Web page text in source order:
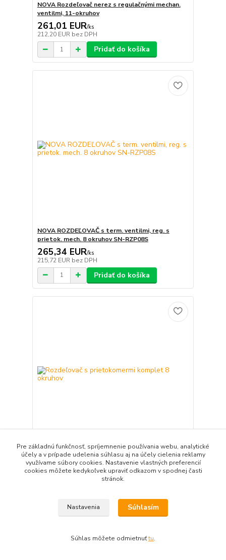
NOVA Rozdeľovač nerez s regulačnými mechan.
ventilmi, 11-okruhov
261,01 EUR/ks
212,20 EUR bez DPH
Pridať do košíka
NOVA ROZDEĽOVAČ s term. ventilmi, reg. s
prietok. mech. 8 okruhov SN-RZP08S
265,34 EUR/ks
215,72 EUR bez DPH
Pridať do košíka
Rozdeľovač s prietokomermi komplet 8 okruhov
272,69 EUR/ks
Pre základnú funkčnosť, spríjemnenie používania webu, analytické
účely a v prípade udelenia súhlasu aj na účely cielenia reklamy
využívame súbory cookies. Nastavenie vlastných preferencií
cookies môžete kedykoľvek upraviť odkazom v spodnej časti
stránok.
Nastavenia Súhlasím
Súhlas môžete odmietnuťtu.